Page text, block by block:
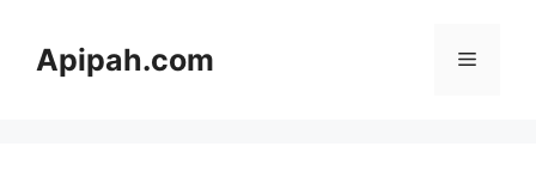
Apipah.com Menu